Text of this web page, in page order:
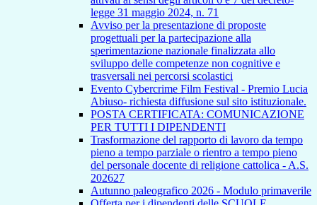
legge 31 maggio 2024, n. 71
Avviso per la presentazione di proposte
progettuali per la partecipazione alla
sperimentazione nazionale finalizzata allo
sviluppo delle competenze non cognitive e
trasversali nei percorsi scolastici
Evento Cybercrime Film Festival - Premio Lucia
Abiuso- richiesta diffusione sul sito istituzionale.
POSTA CERTIFICATA: COMUNICAZIONE
PER TUTTI I DIPENDENTI
Trasformazione del rapporto di lavoro da tempo
pieno a tempo parziale o rientro a tempo pieno
del personale docente di religione cattolica - A.S.
202627
Autunno paleografico 2026 - Modulo primaverile